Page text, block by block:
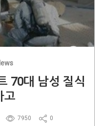
70대 남성 질식
고
7950 0